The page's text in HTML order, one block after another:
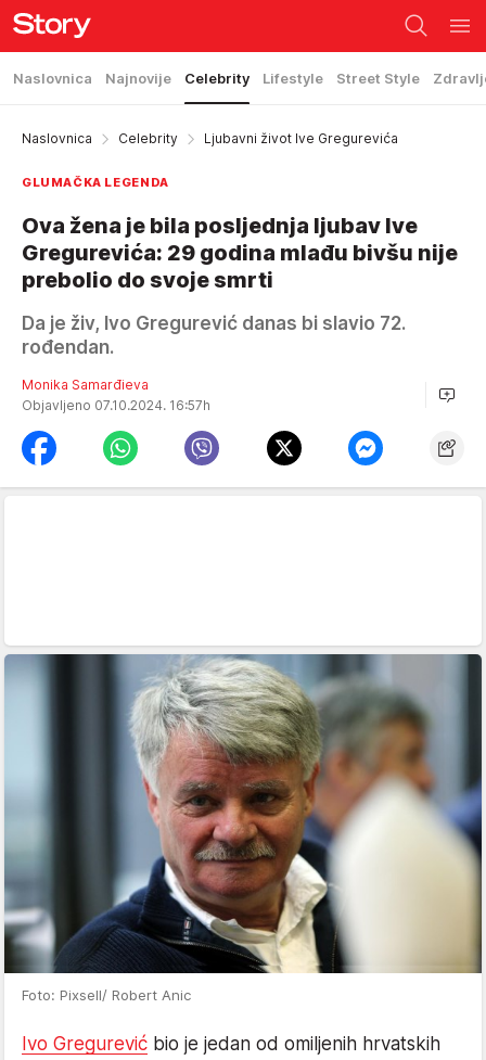
Naslovnica Najnovije Celebrity Lifestyle Street Style
Naslovnica Celebrity Ljubavni život Ive Gregurevića
GLUMAČKA LEGENDA
Ova žena je bila posljednja ljubav Ive
Gregurevića: 29 godina mlađu bivšu nije
prebolio do svoje smrti
Da je živ, Ivo Gregurević danas bi slavio 72.
rođendan.
Monika Samarđieva
Objavljeno 07.10.2024. 16:57h
Foto: Pixsell/ Robert Anic
Ivo Gregurević bio je jedan od omiljenih hrvatskih